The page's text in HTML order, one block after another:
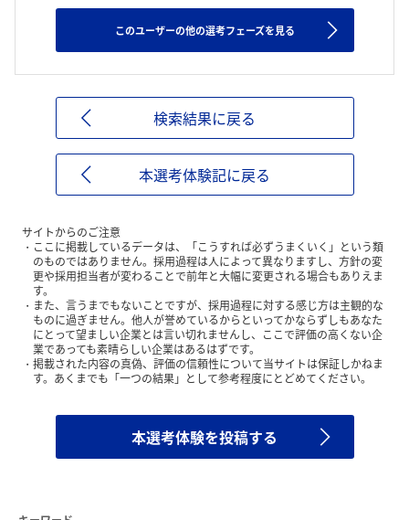
このユーザーの他の選考フェーズを見る
検索結果に戻る
本選考体験記に戻る
サイトからのご注意
ここに掲載しているデータは、「こうすれば必ずうまくいく」という類
のものではありません。採用過程は人によって異なりますし、方針の変
更や採用担当者が変わることで前年と大幅に変更される場合もありえま
す。
また、言うまでもないことですが、採用過程に対する感じ方は主観的な
ものに過ぎません。他人が誉めているからといってかならずしもあなた
にとって望ましい企業とは言い切れませんし、ここで評価の高くない企
業であっても素晴らしい企業はあるはずです。
掲載された内容の真偽、評価の信頼性について当サイトは保証しかねま
す。あくまでも「一つの結果」として参考程度にとどめてください。
本選考体験を投稿する